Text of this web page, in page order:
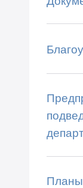
Планы